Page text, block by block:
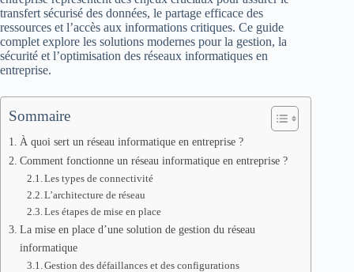
transfert sécurisé des données, le partage efficace des
ressources et l’accès aux informations critiques. Ce guide
complet explore les solutions modernes pour la gestion, la
sécurité et l’optimisation des réseaux informatiques en
entreprise.
Sommaire
À quoi sert un réseau informatique en entreprise ?
Comment fonctionne un réseau informatique en entreprise ?
Les types de connectivité
L’architecture de réseau
Les étapes de mise en place
La mise en place d’une solution de gestion du réseau
informatique
Gestion des défaillances et des configurations